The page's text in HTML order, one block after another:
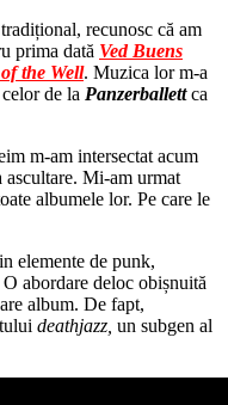
recunosc că am
prima dată Ved Buens
the Well. Muzica lor m-a
de la Panzerballettca
m-am intersectat acum
Mi-am urmat
albumele lor. Pe care le
elemente de punk,
abordare deloc obișnuită
album. De fapt,
deathjazz, un subgen al